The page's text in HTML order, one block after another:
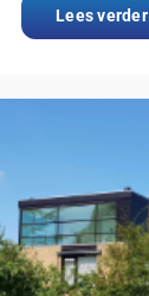
Lees verder